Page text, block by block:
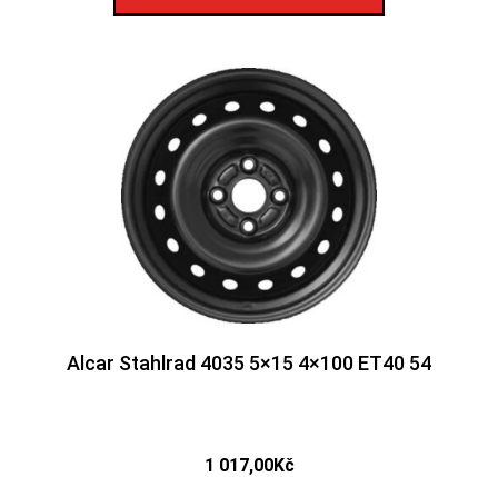
Alcar Stahlrad 4035 5×15 4×100 ET40 54
1 017,00Kč